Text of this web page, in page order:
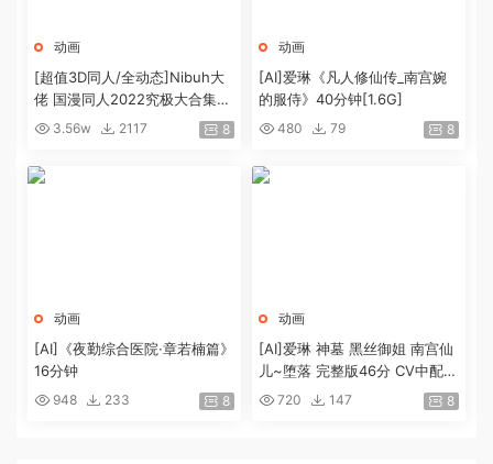
动画
[超值3D同人/全动态]Nibuh大
佬 国漫同人2022究极大合集26
7部[267V+294G][百度]
3.56w 2117 8
动画
[AI]爱琳《凡人修仙传_南宫婉
的服侍》40分钟[1.6G]
480 79 8
动画
[AI]《夜勤综合医院·章若楠篇》
16分钟
948 233 8
动画
[AI]爱琳 神墓 黑丝御姐 南宫仙
儿~堕落 完整版46分 CV中配[7
20M]
720 147 8